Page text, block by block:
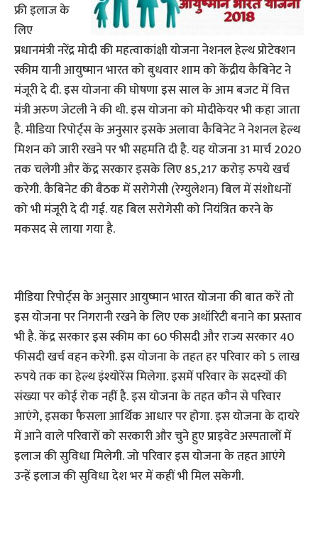
फ्री इलाज के
लिए
प्रधानमंत्री नरेंद्र मोदी की महत्वाकांक्षी योजना नेशनल हेल्थ प्रोटेक्शन
स्कीम यानी आयुष्मान भारत को बुधवार शाम को केंद्रीय कैबिनेट ने
मंजूरी दे दी. इस योजना की घोषणा इस साल के आम बजट में वित्त
मंत्री अरुण जेटली ने की थी. इस योजना को मोदीकेयर भी कहा जाता
है. मीडिया रिपोर्ट्स के अनुसार इसके अलावा कैबिनेट ने नेशनल हेल्थ
मिशन को जारी रखने पर भी सहमति दी है. यह योजना 31 मार्च 2020
तक चलेगी और केंद्र सरकार इसके लिए 85,217 करोड़ रुपये खर्च
करेगी. कैबिनेट की बैठक में सरोगेसी (रेग्युलेशन) बिल में संशोधनों
को भी मंजूरी दे दी गई. यह बिल सरोगेसी को नियंत्रित करने के
मकसद से लाया गया है.
मीडिया रिपोर्ट्स के अनुसार आयुष्मान भारत योजना की बात करें तो
इस योजना पर निगरानी रखने के लिए एक अथॉरिटी बनाने का प्रस्ताव
भी है. केंद्र सरकार इस स्कीम का 60 फीसदी और राज्य सरकार 40
फीसदी खर्च वहन करेगी. इस योजना के तहत हर परिवार को 5 लाख
रुपये तक का हेल्थ इंश्योरेंस मिलेगा. इसमें परिवार के सदस्यों की
संख्या पर कोई रोक नहीं है. इस योजना के तहत कौन से परिवार
आएंगे, इसका फैसला आर्थिक आधार पर होगा. इस योजना के दायरे
में आने वाले परिवारों को सरकारी और चुने हुए प्राइवेट अस्पतालों में
इलाज की सुविधा मिलेगी. जो परिवार इस योजना के तहत आएंगे
उन्हें इलाज की सुविधा देश भर में कहीं भी मिल सकेगी.